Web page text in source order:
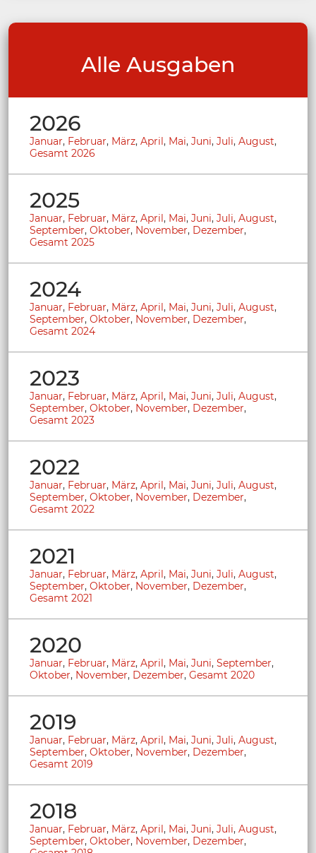
Alle Ausgaben
2026
Januar, Februar, März, April, Mai, Juni, Juli, August,
Gesamt 2026
2025
Januar, Februar, März, April, Mai, Juni, Juli, August,
September, Oktober, November, Dezember,
Gesamt 2025
2024
Januar, Februar, März, April, Mai, Juni, Juli, August,
September, Oktober, November, Dezember,
Gesamt 2024
2023
Januar, Februar, März, April, Mai, Juni, Juli, August,
September, Oktober, November, Dezember,
Gesamt 2023
2022
Januar, Februar, März, April, Mai, Juni, Juli, August,
September, Oktober, November, Dezember,
Gesamt 2022
2021
Januar, Februar, März, April, Mai, Juni, Juli, August,
September, Oktober, November, Dezember,
Gesamt 2021
2020
Januar, Februar, März, April, Mai, Juni, September,
Oktober, November, Dezember, Gesamt 2020
2019
Januar, Februar, März, April, Mai, Juni, Juli, August,
September, Oktober, November, Dezember,
Gesamt 2019
2018
Januar, Februar, März, April, Mai, Juni, Juli, August,
September, Oktober, November, Dezember,